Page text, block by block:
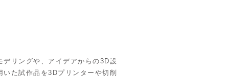
リングや、アイデアからの3D設
た試作品を3Dプリンターや切削